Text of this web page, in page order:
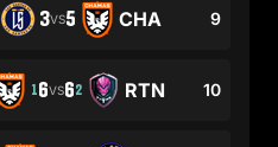
9
CHA
5
VS
3
10
RTN
2
6
VS
6
1